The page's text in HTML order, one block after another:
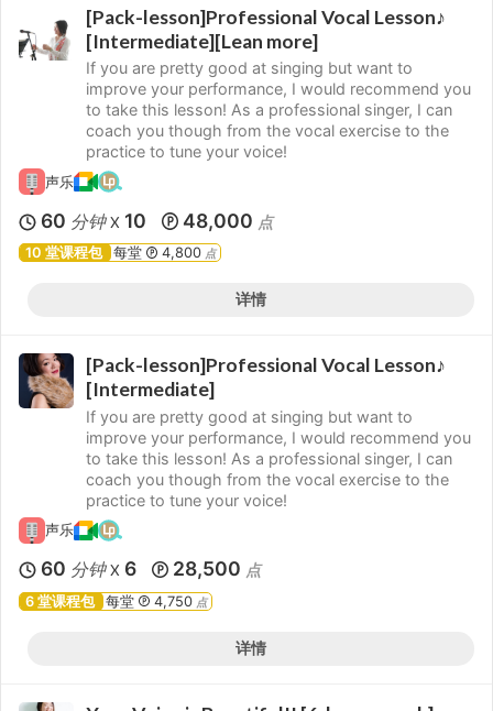
[Pack-lesson]Professional Vocal Lesson♪
[Intermediate][Lean more]
If you are pretty good at singing but want to
improve your performance, I would recommend you
to take this lesson! As a professional singer, I can
coach you though from the vocal exercise to the
practice to tune your voice!
声乐
60 分钟 X 10 48,000 点
10 堂课程包 每堂 4,800 点
详情
[Pack-lesson]Professional Vocal Lesson♪
[Intermediate]
If you are pretty good at singing but want to
improve your performance, I would recommend you
to take this lesson! As a professional singer, I can
coach you though from the vocal exercise to the
practice to tune your voice!
声乐
60 分钟 X 6 28,500 点
6 堂课程包 每堂 4,750 点
详情